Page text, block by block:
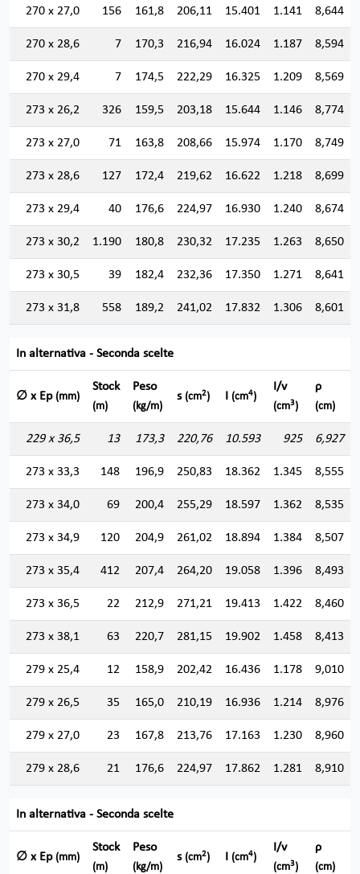
270 x 27,0 156 161,8 206,11 15.401 1.141 8,644
270 x 28,6 7 170,3 216,94 16.024 1.187 8,594
270 x 29,4 7 174,5 222,29 16.325 1.209 8,569
273 x 26,2 326 159,5 203,18 15.644 1.146 8,774
273 x 27,0 71 163,8 208,66 15.974 1.170 8,749
273 x 28,6 127 172,4 219,62 16.622 1.218 8,699
273 x 29,4 40 176,6 224,97 16.930 1.240 8,674
273 x 30,2 1.190 180,8 230,32 17.235 1.263 8,650
273 x 30,5 39 182,4 232,36 17.350 1.271 8,641
273 x 31,8 558 189,2 241,02 17.832 1.306 8,601
In alternativa - Seconda scelte
∅ x Ep (mm)
Stock
(m)
Peso
(kg/m)
s (cm2) I (cm4)
I/v
(cm3)
ρ
(cm)
229 x 36,5 13 173,3 220,76 10.593 925 6,927
273 x 33,3 148 196,9 250,83 18.362 1.345 8,555
273 x 34,0 69 200,4 255,29 18.597 1.362 8,535
273 x 34,9 120 204,9 261,02 18.894 1.384 8,507
273 x 35,4 412 207,4 264,20 19.058 1.396 8,493
273 x 36,5 22 212,9 271,21 19.413 1.422 8,460
273 x 38,1 63 220,7 281,15 19.902 1.458 8,413
279 x 25,4 12 158,9 202,42 16.436 1.178 9,010
279 x 26,5 35 165,0 210,19 16.936 1.214 8,976
279 x 27,0 23 167,8 213,76 17.163 1.230 8,960
279 x 28,6 21 176,6 224,97 17.862 1.281 8,910
In alternativa - Seconda scelte
∅ x Ep (mm)
Stock
(m)
Peso
(kg/m)
s (cm2) I (cm4)
I/v
(cm3)
ρ
(cm)